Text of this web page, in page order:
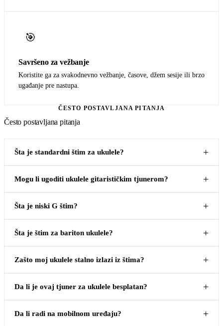
🎯
Savršeno za vežbanje
Koristite ga za svakodnevno vežbanje, časove, džem sesije ili brzo
ugađanje pre nastupa.
ČESTO POSTAVLJANA PITANJA
Često postavljana pitanja
Šta je standardni štim za ukulele?
Mogu li ugoditi ukulele gitarističkim tjunerom?
Šta je niski G štim?
Šta je štim za bariton ukulele?
Zašto moj ukulele stalno izlazi iz štima?
Da li je ovaj tjuner za ukulele besplatan?
Da li radi na mobilnom uređaju?